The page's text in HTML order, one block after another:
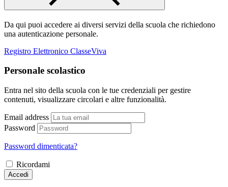
Da qui puoi accedere ai diversi servizi della scuola che richiedono
una autenticazione personale.
Registro Elettronico ClasseViva
Personale scolastico
Entra nel sito della scuola con le tue credenziali per gestire
contenuti, visualizzare circolari e altre funzionalità.
Email address
Password
Password dimenticata?
Ricordami
Accedi